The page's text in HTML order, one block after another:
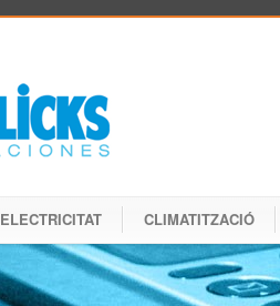
ELECTRICITAT CLIMATITZACIÓ